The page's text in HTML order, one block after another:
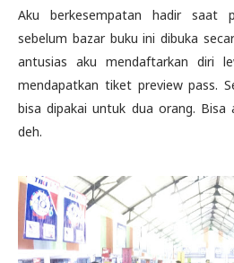
Aku berkesempatan hadir saat
sebelum bazar buku ini dibuka
antusias aku mendaftarkan diri
mendapatkan tiket preview pass.
bisa dipakai untuk dua orang. Bisa
deh.